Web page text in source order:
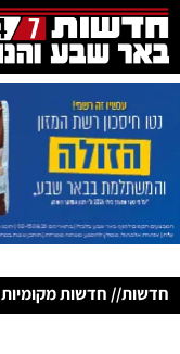
חדשות// חדשות מקומיות